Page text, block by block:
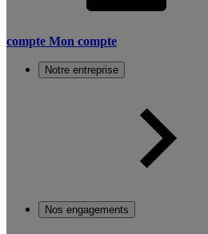
compte Mon compte
Notre entreprise
Nos engagements